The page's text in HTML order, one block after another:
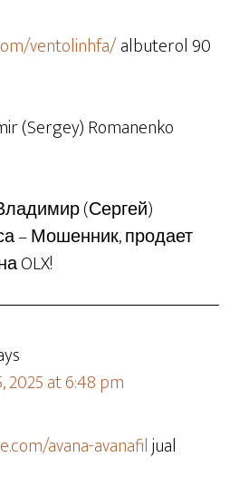
ventolinhfa/albuterol 90
(Sergey) Romanenko
(Сергей)
– Мошенник, продает
OLX!
2025 at 6:48 pm
avana-avanafiljual